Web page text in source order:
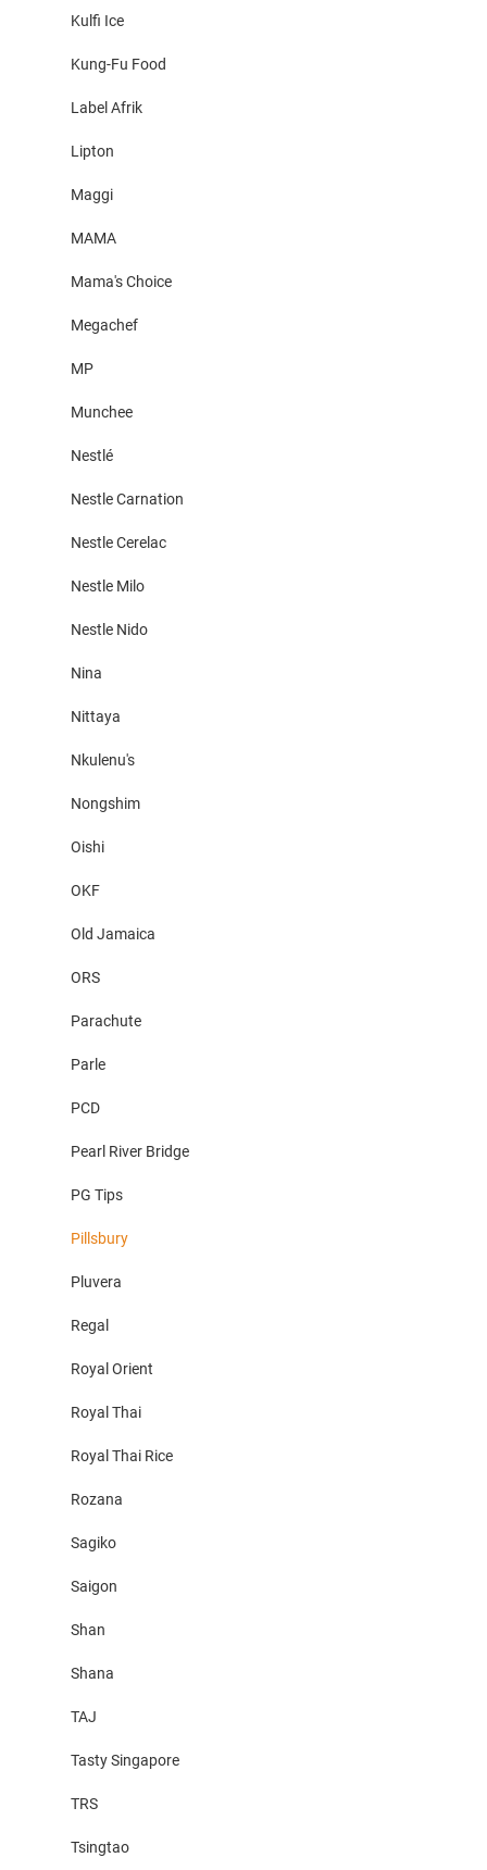
Kulfi Ice
Kung-Fu Food
Label Afrik
Lipton
Maggi
MAMA
Mama's Choice
Megachef
MP
Munchee
Nestlé
Nestle Carnation
Nestle Cerelac
Nestle Milo
Nestle Nido
Nina
Nittaya
Nkulenu's
Nongshim
Oishi
OKF
Old Jamaica
ORS
Parachute
Parle
PCD
Pearl River Bridge
PG Tips
Pillsbury
Pluvera
Regal
Royal Orient
Royal Thai
Royal Thai Rice
Rozana
Sagiko
Saigon
Shan
Shana
TAJ
Tasty Singapore
TRS
Tsingtao